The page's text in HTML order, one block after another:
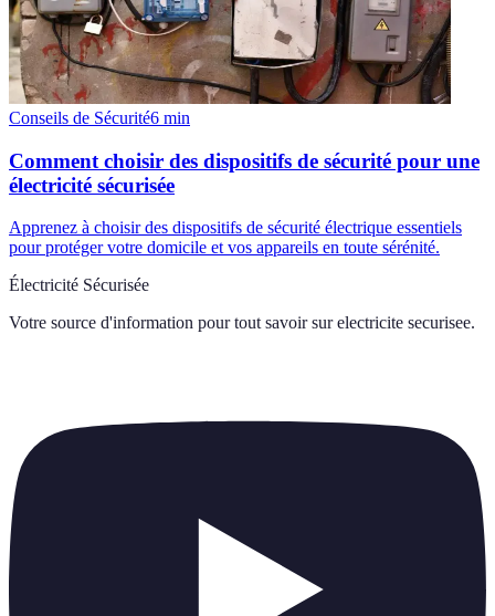
Conseils de Sécurité6 min
Comment choisir des dispositifs de sécurité pour une
électricité sécurisée
Apprenez à choisir des dispositifs de sécurité électrique essentiels
pour protéger votre domicile et vos appareils en toute sérénité.
Électricité Sécurisée
Votre source d'information pour tout savoir sur electricite securisee.